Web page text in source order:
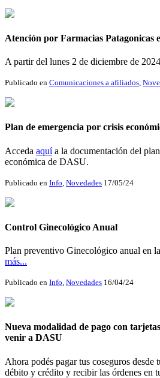
Atención por Farmacias Patagonicas
A partir del lunes 2 de diciembre de 2024
Publicado en Comunicaciones a afiliados,
Plan de emergencia por crisis
Acceda aquía la documentación del
económica de DASU.
Publicado en Info Novedades 17/05/24
Control Ginecológico Anual
Plan preventivo Ginecológico anual en
más...
Publicado en Info, Novedades 16/04/24
Nueva modalidad de pago con
venir a DASU
Ahora podés pagar tus coseguros desde
débito y crédito y recibir las órdenes en